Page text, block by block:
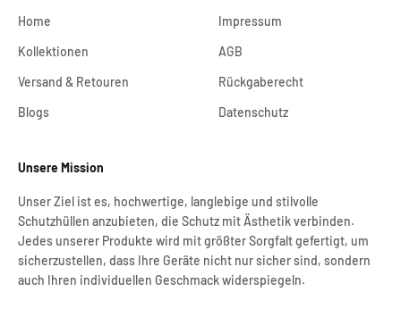
Home
Kollektionen
Versand & Retouren
Blogs
Unsere Mission
Unser Ziel ist es, hochwertige, langlebige und stilvolle
Schutzhüllen anzubieten, die Schutz mit Ästhetik verbinden.
Jedes unserer Produkte wird mit größter Sorgfalt gefertigt, um
sicherzustellen, dass Ihre Geräte nicht nur sicher sind, sondern
auch Ihren individuellen Geschmack widerspiegeln.
Impressum
AGB
Rückgaberecht
Datenschutz